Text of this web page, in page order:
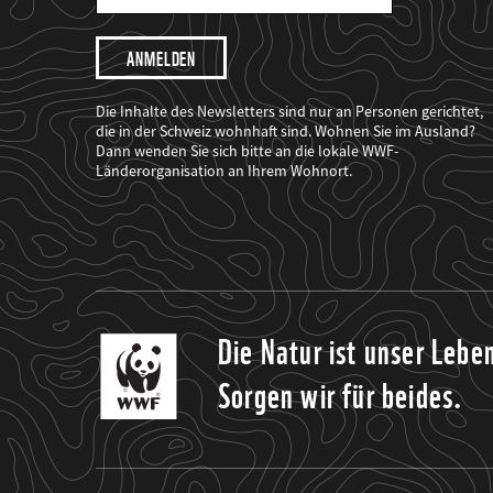
Mail
Adresse
Ich
möchte,
dass
der
WWF
mich
über
seine
Projekte
informiert.
Die Inhalte des Newsletters sind nur an Personen gerichtet,
die in der Schweiz wohnhaft sind. Wohnen Sie im Ausland?
Dann wenden Sie sich bitte an die lokale WWF-
Länderorganisation an Ihrem Wohnort.
Die Natur ist unser
Sorgen wir für beides.